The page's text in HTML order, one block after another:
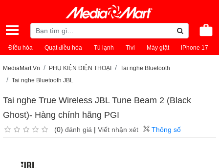
Điều hòa Quạt điều hòa Tủ lạnh Tivi Máy giặt iPhone 17
MediaMart.Vn PHỤ KIỆN ĐIỆN THOẠI
Tai nghe Bluetooth
Tai nghe Bluetooth JBL
Tai nghe True Wireless JBL Tune Beam 2 (Black
Ghost)- Hàng chính hãng PGI
(0) đánh giá | Viết nhận xét Thông số